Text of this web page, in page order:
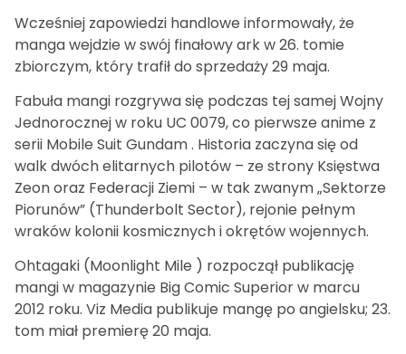
Wcześniej zapowiedzi handlowe informowały, że
manga wejdzie w swój finałowy ark w 26. tomie
zbiorczym, który trafił do sprzedaży 29 maja.
Fabuła mangi rozgrywa się podczas tej samej Wojny
Jednorocznej w roku UC 0079, co pierwsze anime z
serii Mobile Suit Gundam . Historia zaczyna się od
walk dwóch elitarnych pilotów – ze strony Księstwa
Zeon oraz Federacji Ziemi – w tak zwanym „Sektorze
Piorunów” (Thunderbolt Sector), rejonie pełnym
wraków kolonii kosmicznych i okrętów wojennych.
Ohtagaki (Moonlight Mile ) rozpoczął publikację
mangi w magazynie Big Comic Superior w marcu
2012 roku. Viz Media publikuje mangę po angielsku; 23.
tom miał premierę 20 maja.